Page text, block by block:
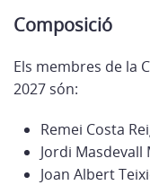
Composició
Els membres de la
2027 són:
Remei Costa
Jordi
Joan Albert